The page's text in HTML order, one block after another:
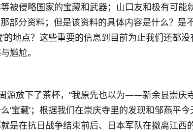
被侵略国家的宝藏和武器；山口友和极有可能
那部分资料；但是该资料的具体内容是什么？是
的地点？这些重要的信息到目前为止我们还都没
尴尬。
源放下了茶杯，“我原先也以为——新余县崇庆
‘宝藏’；根据我们在崇庆寺里的发现和邹燕平今
在抗日战争结束前后、
日本军队在撤离江西